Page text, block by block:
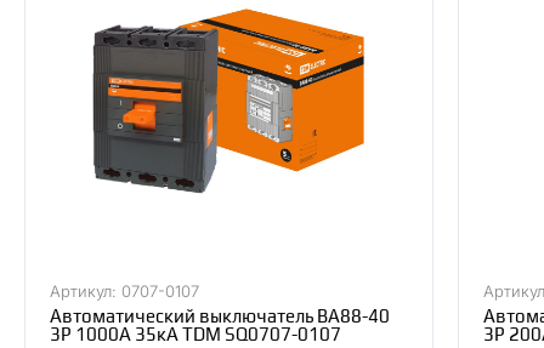
Артикул: 0707-0107
Автоматический выключатель ВА88-40
3Р 1000А 35кА TDM SQ0707-0107
3Р